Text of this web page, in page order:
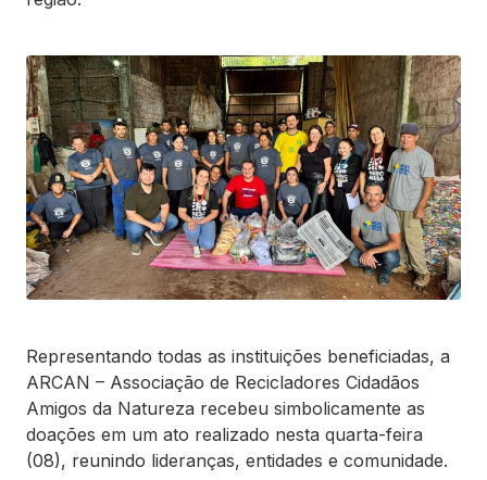
Representando todas as instituições beneficiadas, a
ARCAN – Associação de Recicladores Cidadãos
Amigos da Natureza recebeu simbolicamente as
doações em um ato realizado nesta quarta-feira
(08), reunindo lideranças, entidades e comunidade.